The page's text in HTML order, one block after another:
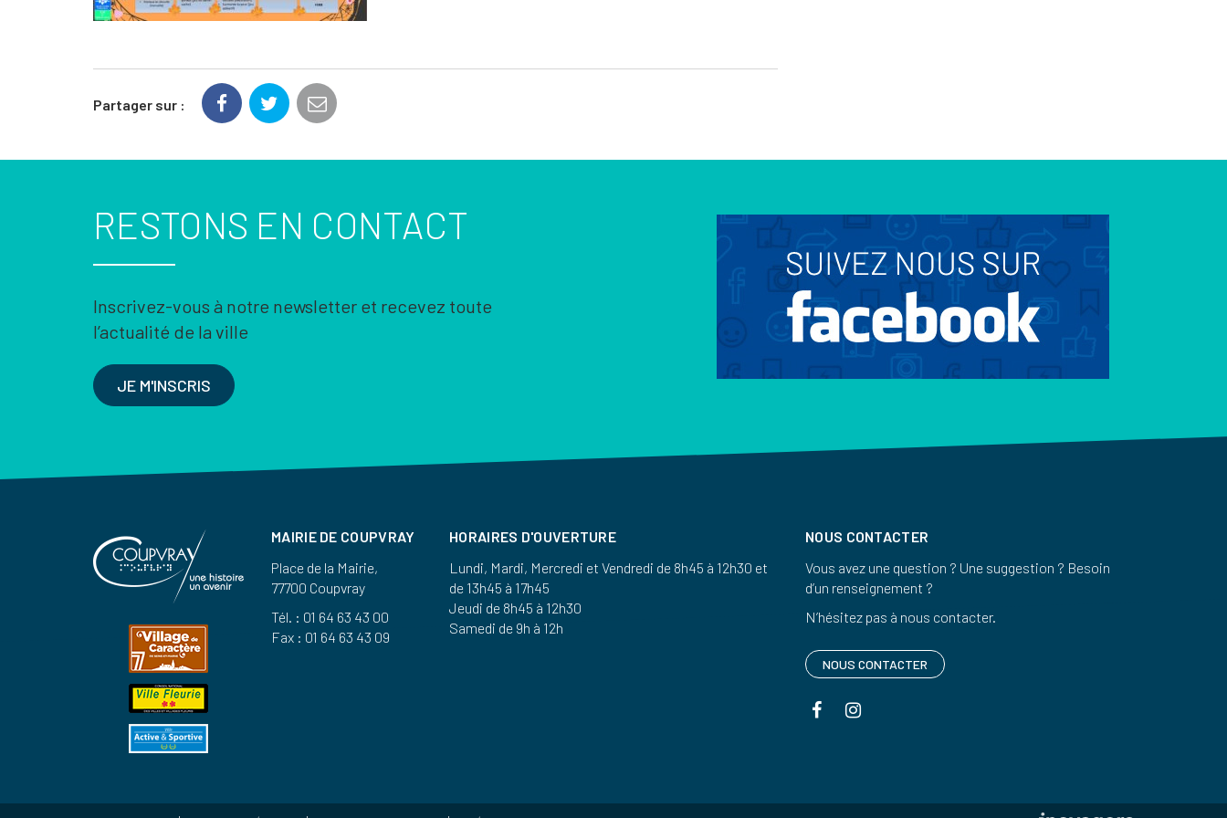
Partager sur :
RESTONS EN CONTACT
Inscrivez-vous à notre newsletter et recevez toute
l’actualité de la ville
JE M'INSCRIS
MAIRIE DE COUPVRAY
Place de la Mairie,
77700 Coupvray
Tél. : 01 64 63 43 00
Fax : 01 64 63 43 09
HORAIRES D'OUVERTURE
Lundi, Mardi, Mercredi et Vendredi de 8h45 à 12h30 et
de 13h45 à 17h45
Jeudi de 8h45 à 12h30
Samedi de 9h à 12h
NOUS CONTACTER
Vous avez une question ? Une suggestion ? Besoin
d’un renseignement ?
N’hésitez pas à nous contacter.
NOUS CONTACTER
Lien
Facebook
Instagram